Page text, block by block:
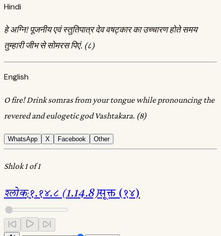
Hindi
हे अग्नि! पूजनीय एवं स्तुतिपात्र देव वषट्कार का उच्चारण होते समय
तुम्हारी जीभ से सोमरस पिएं. (८)
English
O fire! Drink somras from your tongue while pronouncing the
revered and eulogetic god Vashtakara. (8)
WhatsApp X Facebook Other
Shlok 1 of 1
श्लोक:१.१४.८ (1.14.8)सूक्त (१४)